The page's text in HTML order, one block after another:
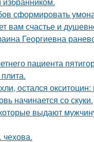
сформировать
вам счастье и
Георгиевна
пациента
остался
начинается со скуки.
выдают
чехова.